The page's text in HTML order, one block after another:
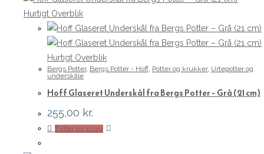
kan
vælges
varesiden
Hurtigt Overblik
Hurtigt Overblik
Bergs Potter, Bergs Potter - Hoff, Potter og krukker, Urtepotter og
underskåle
Hoff Glaseret Underskål fra Bergs Potter – Grå (21 cm)
255,00 kr.
Tilføj til kurv